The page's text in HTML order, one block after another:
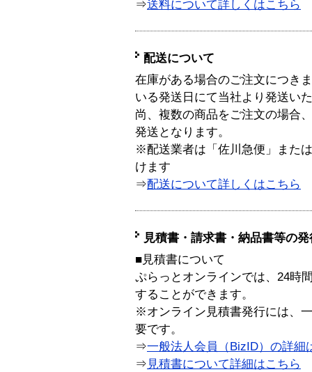
⇒送料について詳しくはこちら
配送について
在庫がある場合のご注文につき
いる発送日にて当社より発送い
尚、複数の商品をご注文の場合
発送となります。
※配送業者は「佐川急便」また
けます
⇒配送について詳しくはこちら
見積書・請求書・納品書等の
■見積書について
ぷらっとオンラインでは、24時
することができます。
※オンライン見積書発行には、
要です。
⇒一般法人会員（BizID）の詳細
⇒ 見積書について詳細はこちら